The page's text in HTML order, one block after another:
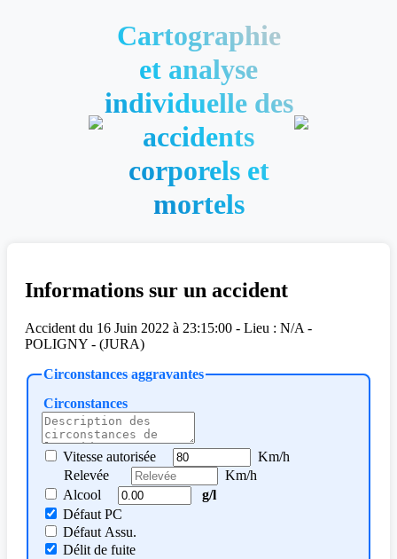
Cartographie
et analyse
individuelle des
accidents
corporels et
mortels
Informations sur un accident
Accident du 16 Juin 2022 à 23:15:00 - Lieu : N/A -
POLIGNY - (JURA)
Circonstances
Circonstances aggravantes
Vitesse autorisée
Km/h
Relevée
Km/h
Alcool
g/l
Défaut PC
Défaut Assu.
Délit de fuite